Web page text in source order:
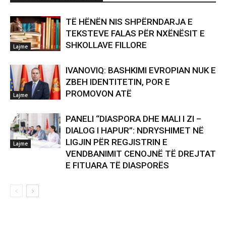
Lajme
TË HËNËN NIS SHPËRNDARJA E
TEKSTEVE FALAS PËR NXËNËSIT E
SHKOLLAVE FILLORE
Lajme
IVANOVIQ: BASHKIMI EVROPIAN NUK E
ZBEH IDENTITETIN, POR E
PROMOVON ATË
Lajme
PANELI “DIASPORA DHE MALI I ZI –
DIALOG I HAPUR”: NDRYSHIMET NË
LIGJIN PËR REGJISTRIN E
VENDBANIMIT CENOJNË TË DREJTAT
E FITUARA TË DIASPORËS